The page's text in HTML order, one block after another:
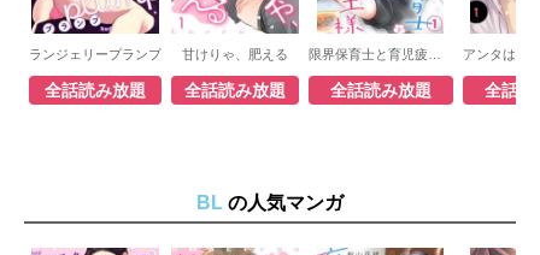
ランジェリープランプ
全話読み放題
甘けりゃ、肥える
全話読み放題 全話読み放題 全話読
BL の人気マンガ